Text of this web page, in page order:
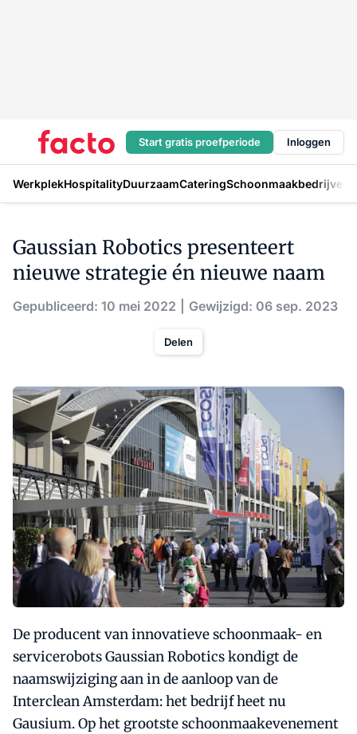
Start gratis proefperiode Inloggen
WerkplekHospitalityDuurzaamCateringSchoonmaakbedrijven
Gaussian Robotics presenteert
nieuwe strategie én nieuwe naam
Gepubliceerd: 10 mei 2022 Gewijzigd: 06 sep. 2023
Delen
De producent van innovatieve schoonmaak- en
servicerobots Gaussian Robotics kondigt de
naamswijziging aan in de aanloop van de
Interclean Amsterdam: het bedrijf heet nu
Gausium. Op het grootste schoonmaakevenement